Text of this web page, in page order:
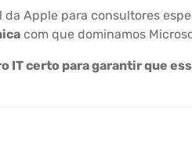
Apple para consultores
com que dominamos
IT certo para garantir que